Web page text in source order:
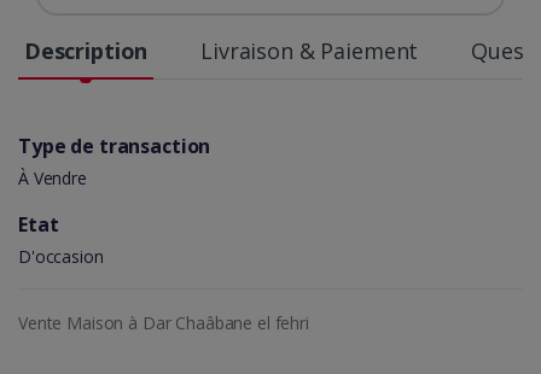
Description Livraison & Paiement
Type de transaction
À Vendre
Etat
D'occasion
Vente Maison à Dar Chaâbane el fehri